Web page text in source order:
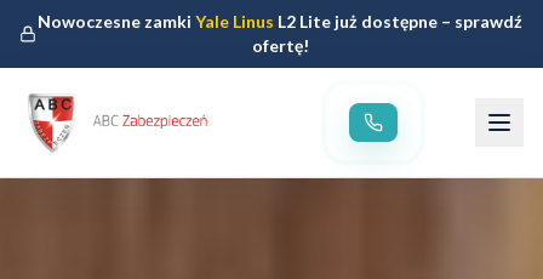
Nowoczesne zamkiYale Linus L2 Lite już dostępne – sprawdź
ofertę!